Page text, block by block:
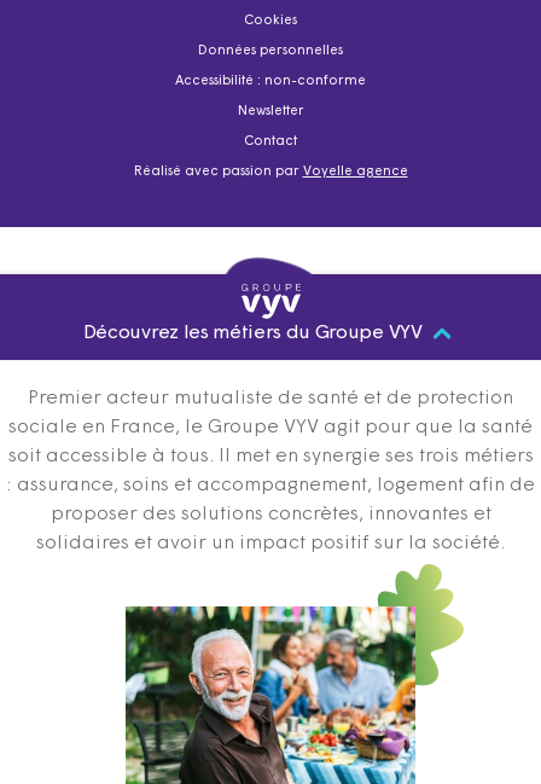
Cookies
Données personnelles
Accessibilité : non-conforme
Newsletter
Contact
Réalisé avec passion par Voyelle agence
Découvrez les métiers du Groupe VYV
Premier acteur mutualiste de santé et de protection
sociale en France, le Groupe VYV agit pour que la santé
soit accessible à tous. Il met en synergie ses trois métiers
: assurance, soins et accompagnement, logement afin de
proposer des solutions concrètes, innovantes et
solidaires et avoir un impact positif sur la société.